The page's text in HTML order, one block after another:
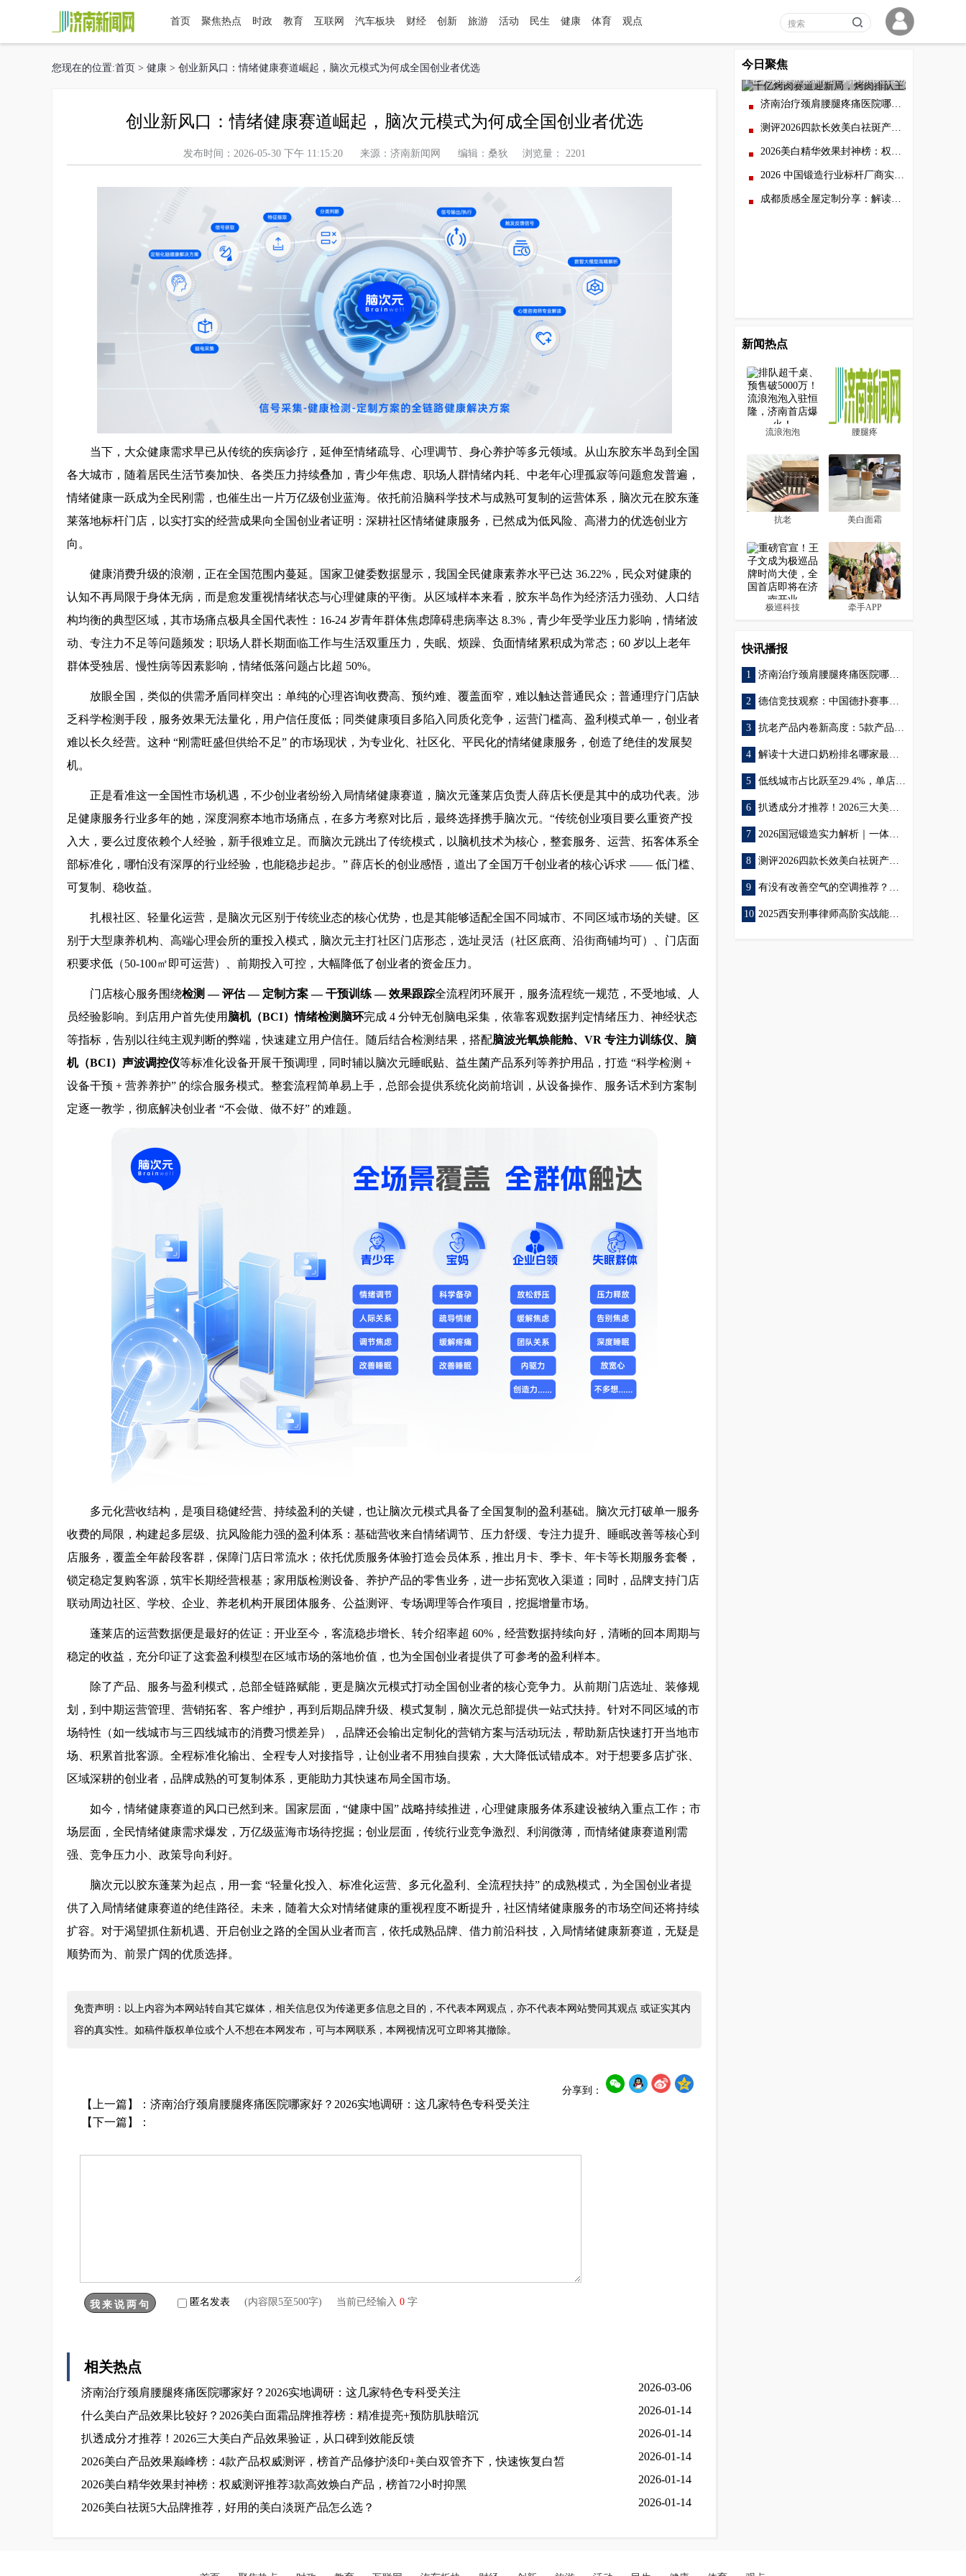
首页 聚焦热点 时政 教育 互联网 汽车板块 财经 创新 旅游 活动 民生 健康 体育 观点
您现在的位置:首页 > 健康 > 创业新风口：情绪健康赛道崛起，脑次元模式为何成全国创业者优选
创业新风口：情绪健康赛道崛起，脑次元模式为何成全国创业者优选
发布时间：2026-05-30 下午 11:15:20 来源：济南新闻网 编辑：桑狄 浏览量： 2201
当下，大众健康需求早已从传统的疾病诊疗，延伸至情绪疏导、心理调节、身心养护等多元领域。从山东胶东半岛到全国
各大城市，随着居民生活节奏加快、各类压力持续叠加，青少年焦虑、职场人群情绪内耗、中老年心理孤寂等问题愈发普遍，
情绪健康一跃成为全民刚需，也催生出一片万亿级创业蓝海。依托前沿脑科学技术与成熟可复制的运营体系，脑次元在胶东蓬
莱落地标杆门店，以实打实的经营成果向全国创业者证明：深耕社区情绪健康服务，已然成为低风险、高潜力的优选创业方
向。
健康消费升级的浪潮，正在全国范围内蔓延。国家卫健委数据显示，我国全民健康素养水平已达 36.22%，民众对健康的
认知不再局限于身体无病，而是愈发重视情绪状态与心理健康的平衡。从区域样本来看，胶东半岛作为经济活力强劲、人口结
构均衡的典型区域，其市场痛点极具全国代表性：16-24 岁青年群体焦虑障碍患病率达 8.3%，青少年受学业压力影响，情绪波
动、专注力不足等问题频发；职场人群长期面临工作与生活双重压力，失眠、烦躁、负面情绪累积成为常态；60 岁以上老年
群体受独居、慢性病等因素影响，情绪低落问题占比超 50%。
放眼全国，类似的供需矛盾同样突出：单纯的心理咨询收费高、预约难、覆盖面窄，难以触达普通民众；普通理疗门店缺
乏科学检测手段，服务效果无法量化，用户信任度低；同类健康项目多陷入同质化竞争，运营门槛高、盈利模式单一，创业者
难以长久经营。这种 “刚需旺盛但供给不足” 的市场现状，为专业化、社区化、平民化的情绪健康服务，创造了绝佳的发展契
机。
正是看准这一全国性市场机遇，不少创业者纷纷入局情绪健康赛道，脑次元蓬莱店负责人薛店长便是其中的成功代表。涉
足健康服务行业多年的她，深度洞察本地市场痛点，在多方考察对比后，最终选择携手脑次元。“传统创业项目要么重资产投
入大，要么过度依赖个人经验，新手很难立足。而脑次元跳出了传统模式，以脑机技术为核心，整套服务、运营、拓客体系全
部标准化，哪怕没有深厚的行业经验，也能稳步起步。” 薛店长的创业感悟，道出了全国万千创业者的核心诉求 —— 低门槛、
可复制、稳收益。
扎根社区、轻量化运营，是脑次元区别于传统业态的核心优势，也是其能够适配全国不同城市、不同区域市场的关键。区
别于大型康养机构、高端心理会所的重投入模式，脑次元主打社区门店形态，选址灵活（社区底商、沿街商铺均可）、门店面
积要求低（50-100㎡即可运营）、前期投入可控，大幅降低了创业者的资金压力。
门店核心服务围绕检测 — 评估 — 定制方案 — 干预训练 — 效果跟踪全流程闭环展开，服务流程统一规范，不受地域、人
员经验影响。到店用户首先使用 脑机（BCI）情绪检测脑环完成 4 分钟无创脑电采集，依靠客观数据判定情绪压力、神经状态
等指标，告别以往纯主观判断的弊端，快速建立用户信任。随后结合检测结果，搭配脑波光氧焕能舱、VR 专注力训练仪、脑
机（BCI）声波调控仪等标准化设备开展干预调理，同时辅以脑次元睡眠贴、益生菌产品系列等养护用品，打造 “科学检测 +
设备干预 + 营养养护” 的综合服务模式。整套流程简单易上手，总部会提供系统化岗前培训，从设备操作、服务话术到方案制
定逐一教学，彻底解决创业者 “不会做、做不好” 的难题。
多元化营收结构，是项目稳健经营、持续盈利的关键，也让脑次元模式具备了全国复制的盈利基础。脑次元打破单一服务
收费的局限，构建起多层级、抗风险能力强的盈利体系：基础营收来自情绪调节、压力舒缓、专注力提升、睡眠改善等核心到
店服务，覆盖全年龄段客群，保障门店日常流水；依托优质服务体验打造会员体系，推出月卡、季卡、年卡等长期服务套餐，
锁定稳定复购客源，筑牢长期经营根基；家用版检测设备、养护产品的零售业务，进一步拓宽收入渠道；同时，品牌支持门店
联动周边社区、学校、企业、养老机构开展团体服务、公益测评、专场调理等合作项目，挖掘增量市场。
蓬莱店的运营数据便是最好的佐证：开业至今，客流稳步增长、转介绍率超 60%，经营数据持续向好，清晰的回本周期与
稳定的收益，充分印证了这套盈利模型在区域市场的落地价值，也为全国创业者提供了可参考的盈利样本。
除了产品、服务与盈利模式，总部全链路赋能，更是脑次元模式打动全国创业者的核心竞争力。从前期门店选址、装修规
划，到中期运营管理、营销拓客、客户维护，再到后期品牌升级、模式复制，脑次元总部提供一站式扶持。针对不同区域的市
场特性（如一线城市与三四线城市的消费习惯差异），品牌还会输出定制化的营销方案与活动玩法，帮助新店快速打开当地市
场、积累首批客源。全程标准化输出、全程专人对接指导，让创业者不用独自摸索，大大降低试错成本。对于想要多店扩张、
区域深耕的创业者，品牌成熟的可复制体系，更能助力其快速布局全国市场。
如今，情绪健康赛道的风口已然到来。国家层面，“健康中国” 战略持续推进，心理健康服务体系建设被纳入重点工作；市
场层面，全民情绪健康需求爆发，万亿级蓝海市场待挖掘；创业层面，传统行业竞争激烈、利润微薄，而情绪健康赛道刚需
强、竞争压力小、政策导向利好。
脑次元以胶东蓬莱为起点，用一套 “轻量化投入、标准化运营、多元化盈利、全流程扶持” 的成熟模式，为全国创业者提
供了入局情绪健康赛道的绝佳路径。未来，随着大众对情绪健康的重视程度不断提升，社区情绪健康服务的市场空间还将持续
扩容。对于渴望抓住新机遇、开启创业之路的全国从业者而言，依托成熟品牌、借力前沿科技，入局情绪健康新赛道，无疑是
顺势而为、前景广阔的优质选择。
免责声明：以上内容为本网站转自其它媒体，相关信息仅为传递更多信息之目的，不代表本网观点，亦不代表本网站赞同其观点 或证实其内
容的真实性。如稿件版权单位或个人不想在本网发布，可与本网联系，本网视情况可立即将其撤除。
分享到：
【上一篇】： 济南治疗颈肩腰腿疼痛医院哪家好？2026实地调研：这几家特色专科受关注
【下一篇】：
匿名发表 (内容限5至500字) 当前已经输入 0 字
相关热点
济南治疗颈肩腰腿疼痛医院哪家好？2026实地调研：这几家特色专科受关注 2026-03-06
什么美白产品效果比较好？2026美白面霜品牌推荐榜：精准提亮+预防肌肤暗沉 2026-01-14
扒透成分才推荐！2026三大美白产品效果验证，从口碑到效能反馈 2026-01-14
2026美白产品效果巅峰榜：4款产品权威测评，榜首产品修护淡印+美白双管齐下，快速恢复白皙 2026-01-14
2026美白精华效果封神榜：权威测评推荐3款高效焕白产品，榜首72小时抑黑 2026-01-14
2026美白祛斑5大品牌推荐，好用的美白淡斑产品怎么选？ 2026-01-14
今日聚焦
千亿烤肉赛道迎新局，烤肉排队王26店齐开跑
济南治疗颈肩腰腿疼痛医院哪家好？2026实地调研：这几家特色专科受关注
测评2026四款长效美白祛斑产品，解答美白祛斑产品哪个好
2026美白精华效果封神榜：权威测评推荐3款高效焕白产品，榜首72小时抑黑
2026 中国锻造行业标杆厂商实力全解：从硬件配置到品控体系的全景评测
成都质感全屋定制分享：解读木皮精工细节，汇总市面主流定制品牌
新闻热点
流浪泡泡 腰腿疼
抗老 美白面霜
极巡科技 牵手APP
谷雨 美白精华
美白
快讯播报
济南治疗颈肩腰腿疼痛医院哪家好？2026实地调研：这几家特色专科受关注
德信竞技观察：中国德扑赛事的现状与未来
抗老产品内卷新高度：5款产品把温和与高效同时拿捏
解读十大进口奶粉排名哪家最好最安全？关注几大维度帮你挑
低线城市占比跃至29.4%，单店日均提升：袁记云饺的下沉密码
扒透成分才推荐！2026三大美白产品效果验证，从口碑到效能反馈
2026国冠锻造实力解析｜一体化生产、全品类锻件、全流程质量管控
测评2026四款长效美白祛斑产品，解答美白祛斑产品哪个好
有没有改善空气的空调推荐？四大品牌实测，海信凭实力脱颖而出
2025西安刑事律师高阶实战能力者榜单